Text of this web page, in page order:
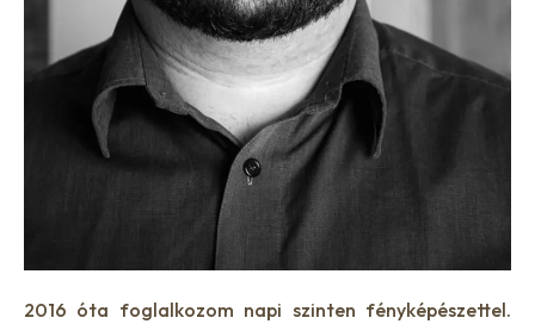
2016 óta foglalkozom napi szinten fényképészettel.